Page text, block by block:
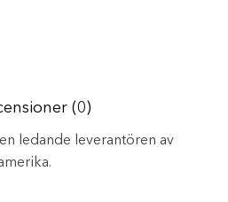
(0)
ledande leverantören av